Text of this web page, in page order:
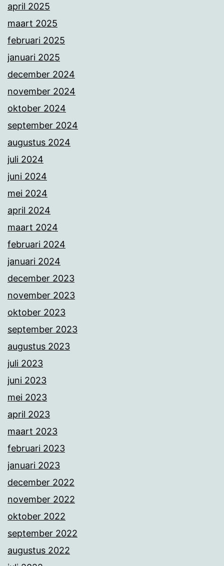
april 2025
maart 2025
februari 2025
januari 2025
december 2024
november 2024
oktober 2024
september 2024
augustus 2024
juli 2024
juni 2024
mei 2024
april 2024
maart 2024
februari 2024
januari 2024
december 2023
november 2023
oktober 2023
september 2023
augustus 2023
juli 2023
juni 2023
mei 2023
april 2023
maart 2023
februari 2023
januari 2023
december 2022
november 2022
oktober 2022
september 2022
augustus 2022